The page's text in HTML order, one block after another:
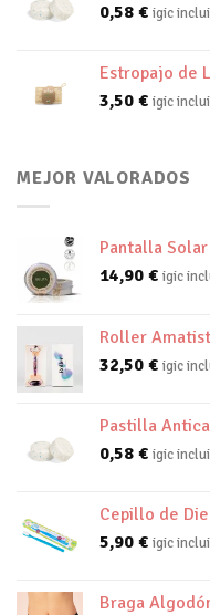
0,58 € igic
Estropajo de
3,50 € igic
MEJOR VALORADOS
Pantalla
14,90 € igic
Roller
32,50 € igic
Pastilla
0,58 € igic
Cepillo de
5,90 € igic
Braga